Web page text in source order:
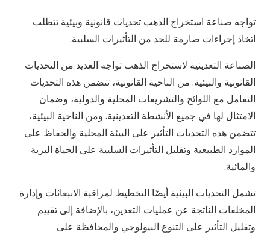
تواجه صناعة استخراج الذهب تحديات قانونية وبيئية تتطلب
اتخاذ إجراءات صارمة للحد من التأثيرات السلبية.
الصناعة التعدينية لاستخراج الذهب تواجه العديد من التحديات
القانونية والبيئية. من الناحية القانونية، تتضمن هذه التحديات
التعامل مع اللوائح والتشريعات المحلية والدولية، وضمان
الامتثال لها في جميع الأنشطة التعدينية. ومن الناحية البيئية،
تتضمن هذه التحديات التأثير على البيئة المحلية والحفاظ على
الموارد الطبيعية وتقليل التأثيرات السلبية على الحياة البرية
والمائية.
تشمل التحديات البيئية أيضًا التخطيط لمراقبة الانبعاثات وإدارة
المخلفات الناتجة عن عمليات التعدين، بالإضافة إلى تقييم
وتقليل التأثير على التنوع البيولوجي والمحافظة على